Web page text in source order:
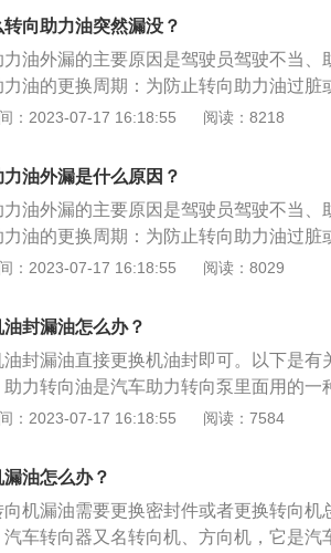
公里更换一次。主要就是为了避免助
的时候更加轻松。
，方便驾驶员控制驾驶方向。2、如果转
油，驾车时会感觉方向盘很沉，可能还会
，建议定期检查助力系统并更换转向助力
比如打方向时将方向打死，而方向打死时
处(橡胶件)就可能出现漏油。4、驾驶室
，影响油箱容量、油箱盖的密封及车辆
平时应加强对驾驶室固定螺栓、胶垫等检
转向助力油突然漏没？
油外漏的主要原因是驾驶员驾驶不当、
力油的更换周期：为防止转向助力油过脏
向助力油。如果长期不更换转向助力油，
转动方向盘，让新油渗透可以起到清洗
注入新助力油转动方向盘。更换助力油的
导致油压过大，转向油喷出；不能混加
泵。
：2023-07-17 16:18:55 阅读：8218
油外漏是什么原因？
油外漏的主要原因是驾驶员驾驶不当、
力油的更换周期：为防止转向助力油过脏
向助力油。如果长期不更换转向助力油，
转动方向盘，让新油渗透可以起到清洗
注入新助力油转动方向盘。更换助力油的
导致油压过大，转向油喷出；不能混加
力泵。
：2023-07-17 16:18:55 阅读：8029
封漏油怎么办？
封漏油直接更换机油封即可。以下是有
助力转向油是汽车助力转向泵里面用的一
向盘变得非常轻巧，与自动变速器油液、
系统；第二类是电子液压助力转向系统
：2023-07-17 16:18:55 阅读：7584
油怎么办？
向机漏油需要更换密封件或者更换转向机
汽车转向器又名转向机、方向机，它是汽